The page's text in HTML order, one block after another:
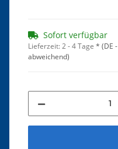
Sofort verfügbar
Lieferzeit:2 - 4 Tage * (DE
abweichend)